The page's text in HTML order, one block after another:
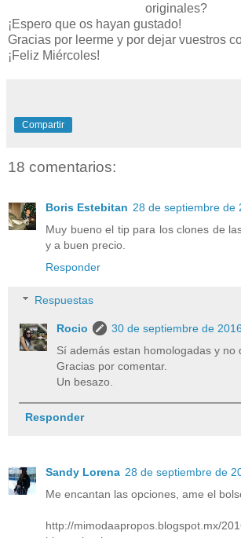
originales?
¡Espero que os hayan gustado!
Gracias por leerme y por dejar vuestros
¡Feliz Miércoles!
Compartir
18 comentarios:
Boris Estebitan 28 de septiembre de
Muy bueno el tip para los clones de
y a buen precio.
Responder
Respuestas
Rocio
30 de septiembre de
Sí además estan homologadas y no
Gracias por comentar.
Un besazo.
Responder
Sandy Lorena 28 de septiembre de
Me encantan las opciones, ame el
http://mimodaapropos.blogspot.mx/